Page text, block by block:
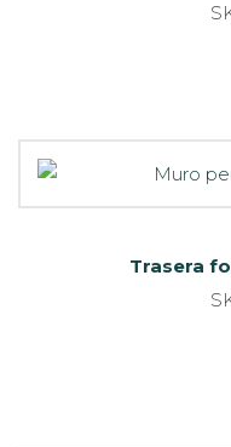
Trasera